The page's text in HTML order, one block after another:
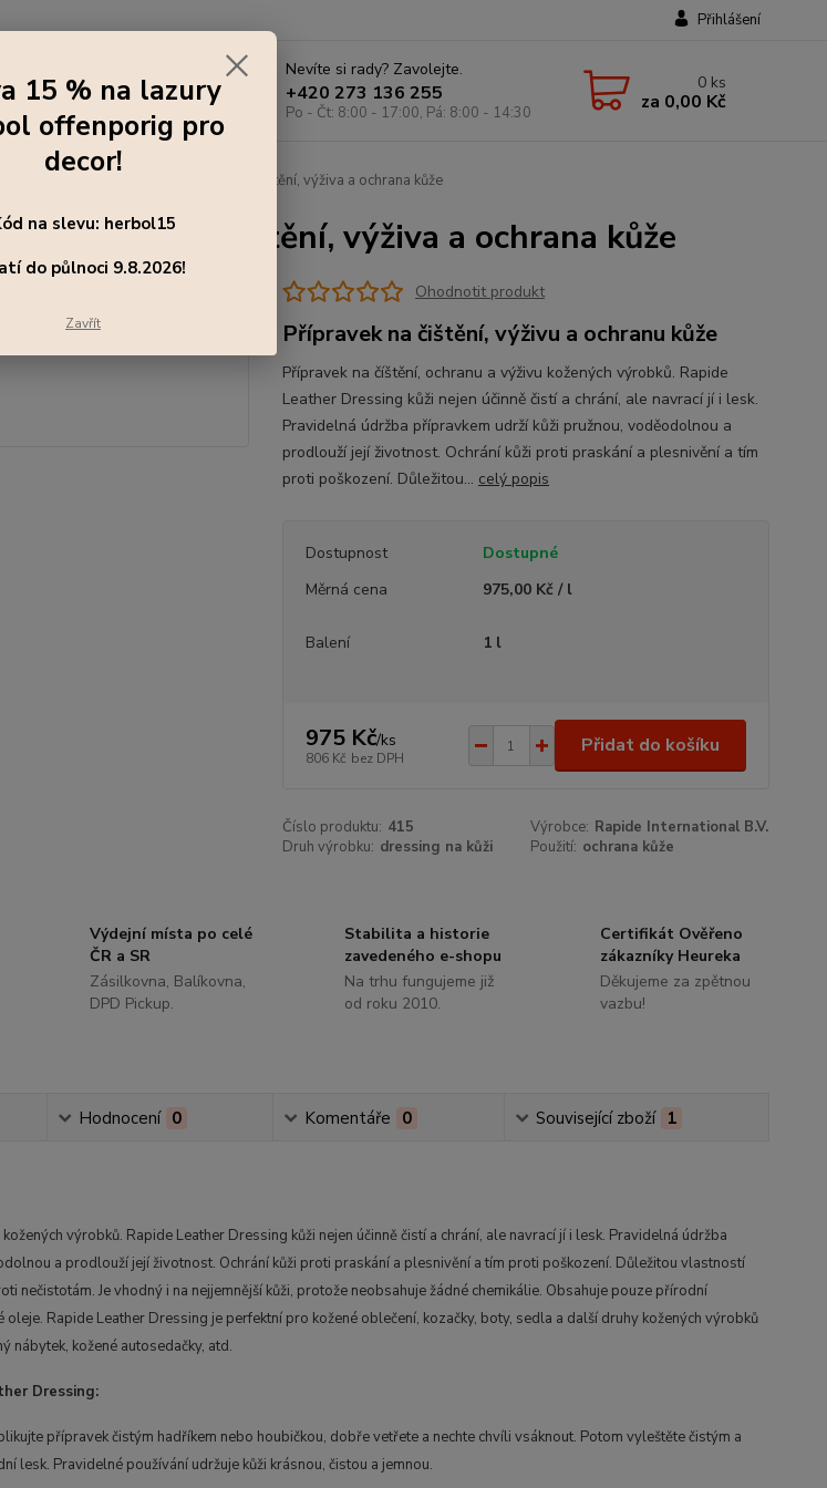
Přihlášení
Hledat
Nevíte si rady? Zavolejte.
+420 273 136 255
Po - Čt: 8:00 - 17:00, Pá: 8:00 - 14:30
0 ks
za 0,00 Kč
1 l Rapide Leather Dressing - čištění, výživa a ochrana kůže
Dressing - čištění, výživa a ochrana kůže
Ohodnotit produkt
Přípravek na čištění, výživu a ochranu kůže
Přípravek na číštění, ochranu a výživu kožených výrobků. Rapide
Leather Dressing kůži nejen účinně čistí a chrání, ale navrací jí i lesk.
Pravidelná údržba přípravkem udrží kůži pružnou, voděodolnou a
prodlouží její životnost. Ochrání kůži proti praskání a plesnivění a tím
proti poškození. Důležitou... celý popis
Dostupnost
Dostupné
Měrná cena
975,00 Kč / l
Balení 1 l
975 Kč/ks
806 Kč bez DPH
Přidat do košíku
Číslo produktu: 415 Výrobce: Rapide International B.V.
Druh výrobku: dressing na kůži Použití: ochrana kůže
Výdejní místa po celé
ČR a SR
Zásilkovna, Balíkovna,
DPD Pickup.
Stabilita a historie
zavedeného e-shopu
Na trhu fungujeme již
od roku 2010.
Certifikát Ověřeno
zákazníky Heureka
Děkujeme za zpětnou
vazbu!
Hodnocení 0 Komentáře 0 Související zboží 1
výrobků. Rapide Leather Dressing kůži nejen účinně čistí a chrání, ale navrací jí i lesk. Pravidelná údržba
a prodlouží její životnost. Ochrání kůži proti praskání a plesnivění a tím proti poškození. Důležitou vlastností
nečistotám. Je vhodný i na nejjemnější kůži, protože neobsahuje žádné chemikálie. Obsahuje pouze přírodní
oleje. Rapide Leather Dressing je perfektní pro kožené oblečení, kozačky, boty, sedla a další druhy kožených výrobků
nábytek, kožené autosedačky, atd.
Dressing:
přípravek čistým hadříkem nebo houbičkou, dobře vetřete a nechte chvíli vsáknout. Potom vyleštěte čistým a
lesk. Pravidelné používání udržuje kůži krásnou, čistou a jemnou.
15 % na lazury
offenporig pro
decor!
na slevu: herbol15
do půlnoci 9.8.2026!
Zavřít